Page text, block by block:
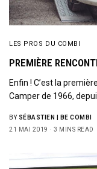
LES PROS DU COMBI
PREMIÈRE
Enfin ! C’est la
Camper de 1966,
BY SÉBASTIEN | BE COMBI
21 MAI 2019
3 MINS READ